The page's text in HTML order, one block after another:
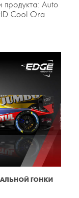
продукта: Auto
Cool Ora
ГОНКИ